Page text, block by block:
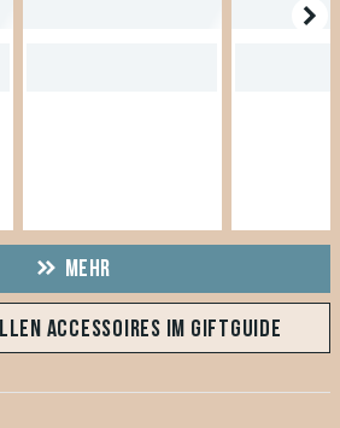
MEHR
ACCESSOIRES IM GIFTGUIDE